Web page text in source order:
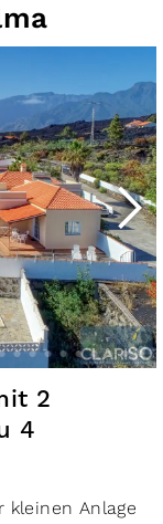
2
4
kleinen Anlage